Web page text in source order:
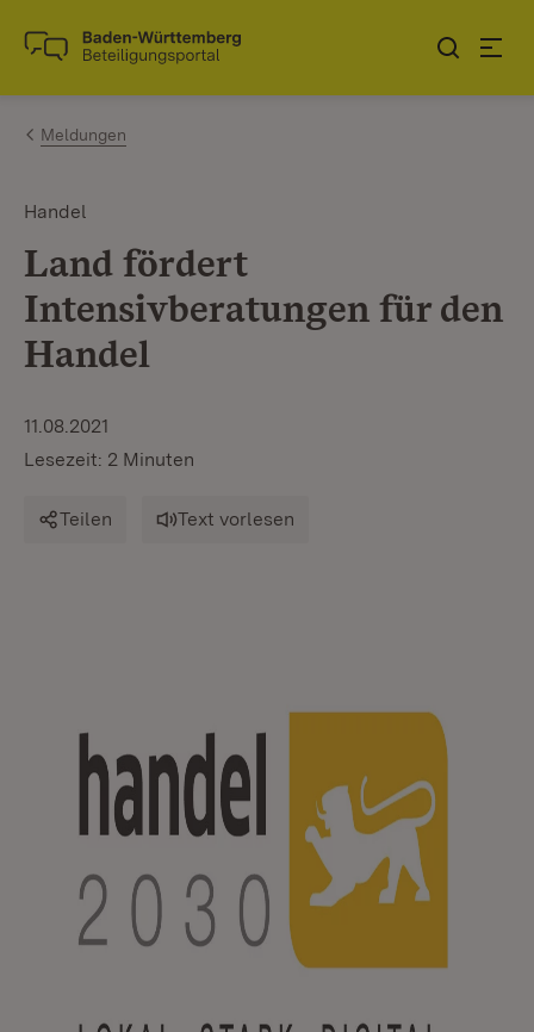
Zum Inhalt springen
Link zur Startseite
Meldungen
Handel
Land fördert
Intensivberatungen für den
Handel
11.08.2021
Lesezeit: 2 Minuten
Teilen Text vorlesen